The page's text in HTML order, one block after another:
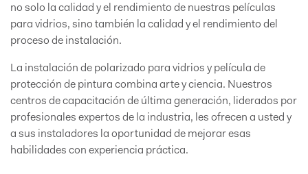
no solo la calidad y el rendimiento de nuestras películas
para vidrios, sino también la calidad y el rendimiento del
proceso de instalación.
La instalación de polarizado para vidrios y película de
protección de pintura combina arte y ciencia. Nuestros
centros de capacitación de última generación, liderados por
profesionales expertos de la industria, les ofrecen a usted y
a sus instaladores la oportunidad de mejorar esas
habilidades con experiencia práctica.